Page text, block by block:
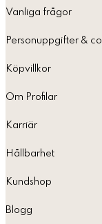
Vanliga frågor
Personuppgifter &
Köpvillkor
Om Profilar
Karriär
Hållbarhet
Kundshop
Blogg